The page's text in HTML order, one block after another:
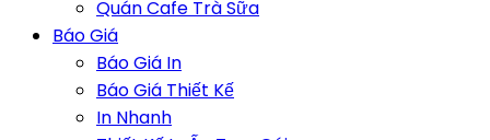
Quán Cafe Trà Sữa
Báo Giá
Báo Giá In
Báo Giá Thiết Kế
In Nhanh